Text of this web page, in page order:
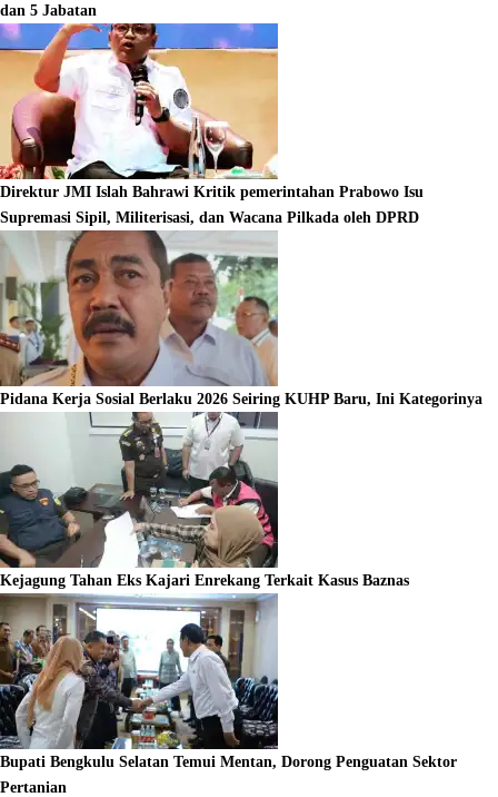
dan 5 Jabatan
Direktur JMI Islah Bahrawi Kritik pemerintahan Prabowo Isu
Supremasi Sipil, Militerisasi, dan Wacana Pilkada oleh DPRD
Pidana Kerja Sosial Berlaku 2026 Seiring KUHP Baru, Ini Kategorinya
Kejagung Tahan Eks Kajari Enrekang Terkait Kasus Baznas
Bupati Bengkulu Selatan Temui Mentan, Dorong Penguatan Sektor
Pertanian